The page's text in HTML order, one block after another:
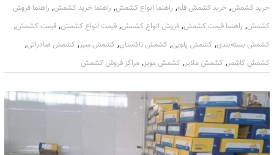
خرید کشمش, خرید کشمش فله, راهنما انواع کشمش, راهنما خرید کشمش, راهنما فروش
کشمش, راهنما قیمت کشمش, فروش انواع کشمش, قیمت انواع کشمش, قیمت کشمش,
کشمش بسته‌بندی, کشمش پلویی, کشمش تاکستان, کشمش سبز, کشمش صادراتی,
کشمش کاشمر, کشمش ملایر, کشمش مویز, مراکز فروش کشمش